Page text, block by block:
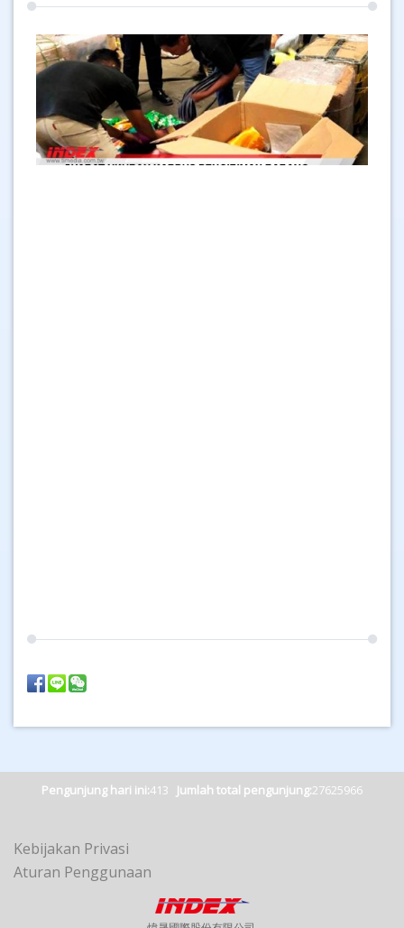
Pengunjung hari ini:413 Jumlah total pengunjung:27625966
Kebijakan Privasi
Aturan Penggunaan